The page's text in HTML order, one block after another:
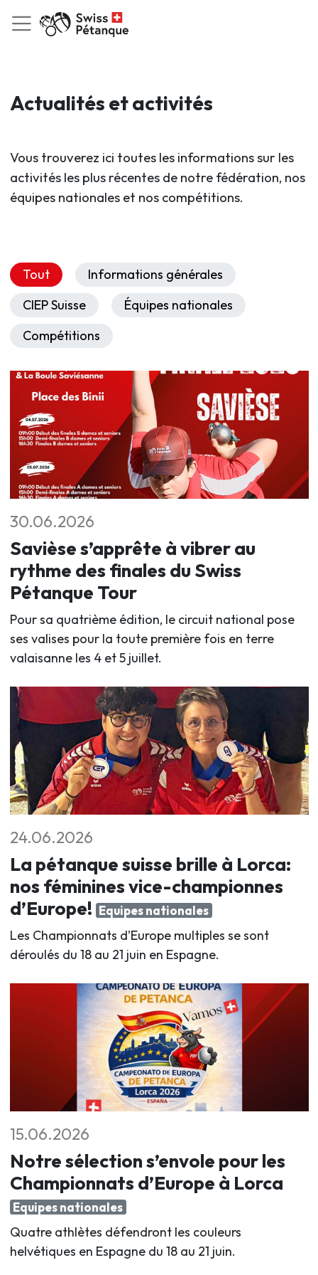
Actualités et activités
Vous trouverez ici toutes les informations sur les
activités les plus récentes de notre fédération, nos
équipes nationales et nos compétitions.
Tout
Informations générales
CIEP Suisse
Équipes nationales
Compétitions
30.06.2026
Savièse s’apprête à vibrer au
rythme des finales du Swiss
Pétanque Tour
Pour sa quatrième édition, le circuit national pose
ses valises pour la toute première fois en terre
valaisanne les 4 et 5 juillet.
24.06.2026
La pétanque suisse brille à Lorca:
nos féminines vice-championnes
d’Europe! Equipes nationales
Les Championnats d’Europe multiples se sont
déroulés du 18 au 21 juin en Espagne.
15.06.2026
Notre sélection s’envole pour les
Championnats d’Europe à Lorca
Equipes nationales
Quatre athlètes défendront les couleurs
helvétiques en Espagne du 18 au 21 juin.